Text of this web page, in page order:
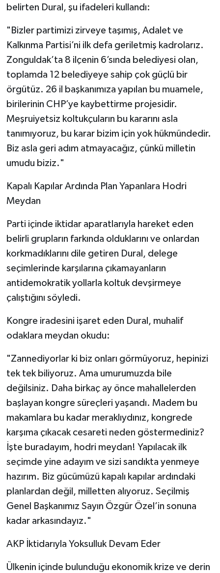
belirten Dural, şu ifadeleri kullandı:
​"Bizler partimizi zirveye taşımış, Adalet ve
Kalkınma Partisi’ni ilk defa geriletmiş kadrolarız.
Zonguldak’ta 8 ilçenin 6’sında belediyesi olan,
toplamda 12 belediyeye sahip çok güçlü bir
örgütüz. 26 il başkanımıza yapılan bu muamele,
birilerinin CHP’ye kaybettirme projesidir.
Meşruiyetsiz koltukçuların bu kararını asla
tanımıyoruz, bu karar bizim için yok hükmündedir.
Biz asla geri adım atmayacağız, çünkü milletin
umudu biziz."
​Kapalı Kapılar Ardında Plan Yapanlara Hodri
Meydan
​Parti içinde iktidar aparatlarıyla hareket eden
belirli grupların farkında olduklarını ve onlardan
korkmadıklarını dile getiren Dural, delege
seçimlerinde karşılarına çıkamayanların
antidemokratik yollarla koltuk devşirmeye
çalıştığını söyledi.
Kongre iradesini işaret eden Dural, muhalif
odaklara meydan okudu:
​"Zannediyorlar ki biz onları görmüyoruz, hepinizi
tek tek biliyoruz. Ama umurumuzda bile
değilsiniz. Daha birkaç ay önce mahallelerden
başlayan kongre süreçleri yaşandı. Madem bu
makamlara bu kadar meraklıydınız, kongrede
karşıma çıkacak cesareti neden göstermediniz?
İşte buradayım, hodri meydan! Yapılacak ilk
seçimde yine adayım ve sizi sandıkta yenmeye
hazırım. Biz gücümüzü kapalı kapılar ardındaki
planlardan değil, milletten alıyoruz. Seçilmiş
Genel Başkanımız Sayın Özgür Özel’in sonuna
kadar arkasındayız."
​AKP İktidarıyla Yoksulluk Devam Eder
​Ülkenin içinde bulunduğu ekonomik krize ve derin